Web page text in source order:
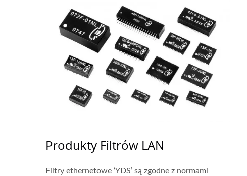
Produkty Filtrów LAN
Filtry ethernetowe ‘YDS’ są zgodne z normami